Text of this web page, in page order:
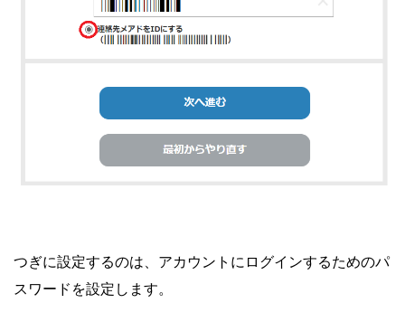
つぎに設定するのは、アカウントにログインするためのパ
スワードを設定します。